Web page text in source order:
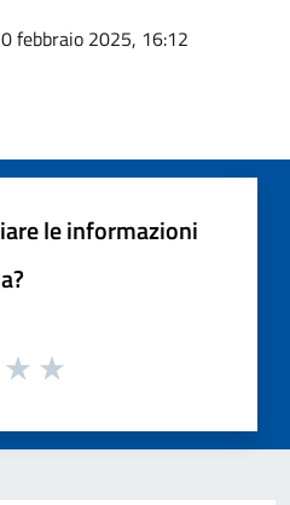
febbraio 2025, 16:12
le informazioni